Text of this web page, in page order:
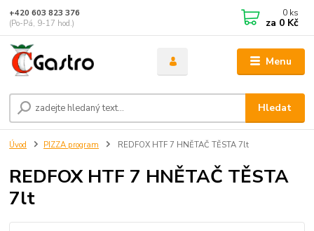
Menu
Hledat
+420 603 823 376
(Po-Pá, 9-17 hod.)
0 ks
za 0 Kč
Úvod PIZZA program REDFOX HTF 7 HNĚTAČ TĚSTA 7lt
REDFOX HTF 7 HNĚTAČ TĚSTA
7lt